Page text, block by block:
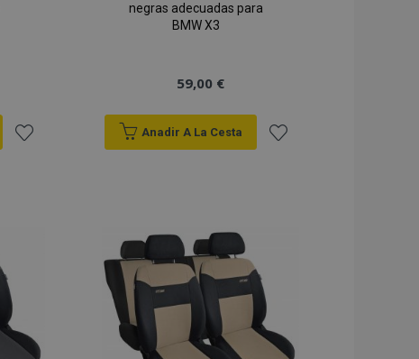
Deseos
negras adecuadas para
BMW X3
59,00 €
Anadir A La Cesta
Deseos